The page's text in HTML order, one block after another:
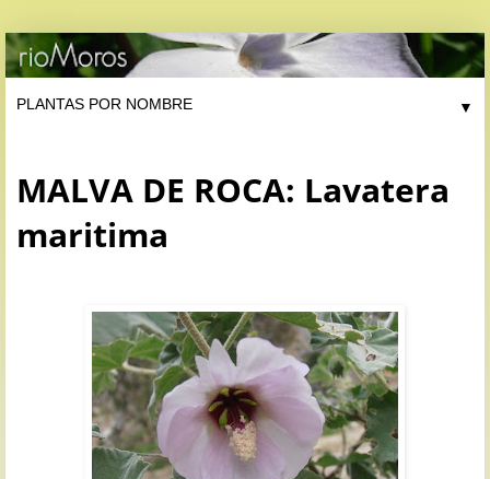
▼
MALVA DE ROCA: Lavatera
maritima